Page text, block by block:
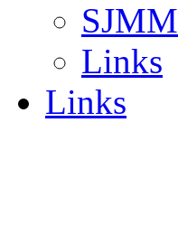
SJMM
Links
Links